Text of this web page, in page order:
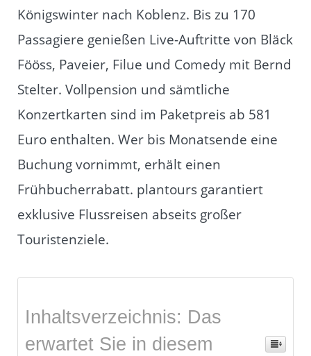
Königswinter nach Koblenz. Bis zu 170
Passagiere genießen Live-Auftritte von Bläck
Fööss, Paveier, Filue und Comedy mit Bernd
Stelter. Vollpension und sämtli­che
Konzertkarten sind im Paketpreis ab 581
Euro enthalten. Wer bis Monatsende eine
Buchung vornimmt, erhält einen
Frühbucherrabatt. plantours garantiert
exklusive Flussreisen abseits großer
Touristenziele.
Inhaltsverzeichnis: Das
erwartet Sie in diesem